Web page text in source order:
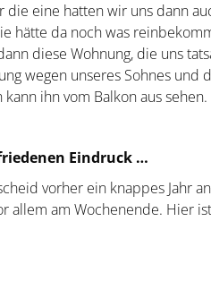
die eine hatten wir uns dann
hätte da noch was
diese Wohnung, die uns
wegen unseres Sohnes und
ihn vom Balkon aus
Eindruck …
vorher ein knappes Jahr
allem am Wochenende. Hier